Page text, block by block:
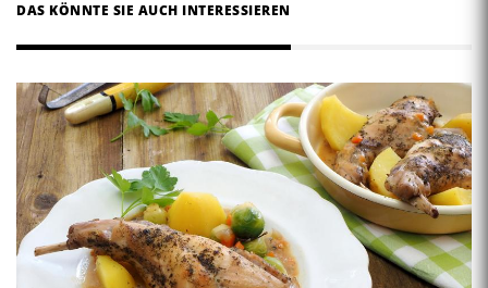
DAS KÖNNTE SIE AUCH INTERESSIEREN